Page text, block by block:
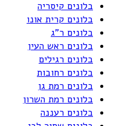
בלונים קיסריה
בלונים קרית אונו
בלונים ר"ג
בלונים ראש העין
בלונים רגילים
בלונים רחובות
בלונים רמת גן
בלונים רמת השרון
בלונים רעננה